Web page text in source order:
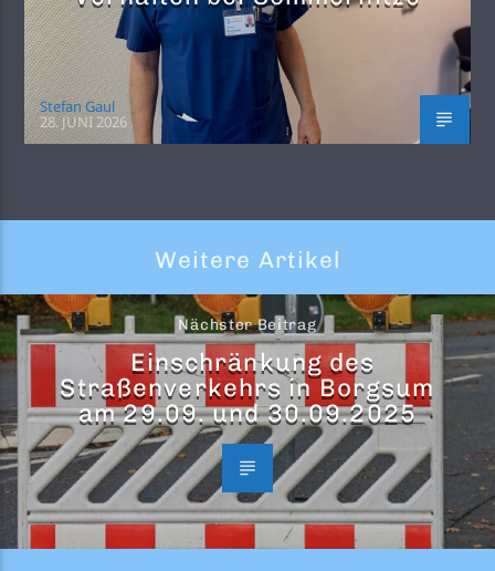
Stefan Gaul
28. JUNI 2026
Weitere Artikel
Nächster Beitrag
Einschränkung des
Straßenverkehrs in Borgsum
am 29.09. und 30.09.2025